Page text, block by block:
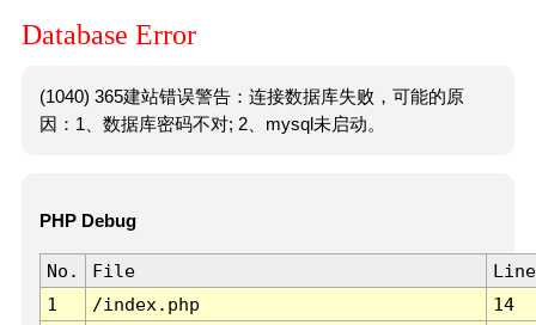
Database Error
(1040) 365建站错误警告：连接数据库失败，可能的原
因：1、数据库密码不对; 2、mysql未启动。
PHP Debug
No. File
Line
1
/index.php 14